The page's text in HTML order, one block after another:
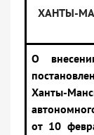
ХАНТЫ-
О
Ханты-
от 10